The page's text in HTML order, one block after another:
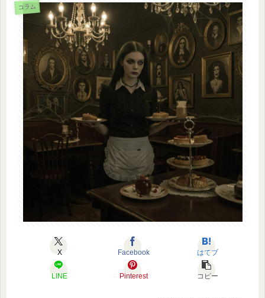
コラム
X Facebook はてブ
LINE Pinterest コピー